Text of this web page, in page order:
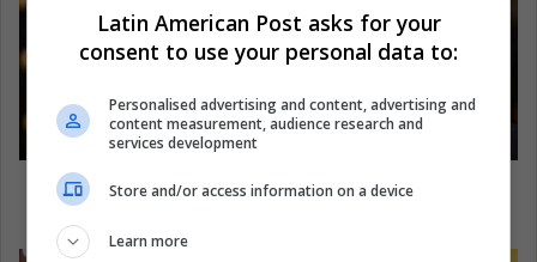
Vicepresidente uruguayo renuncia por
Latin American Post asks for your
consent to use your personal data to:
Personalised advertising and content, advertising and
content measurement, audience research and
services development
Store and/or access information on a device
Learn more